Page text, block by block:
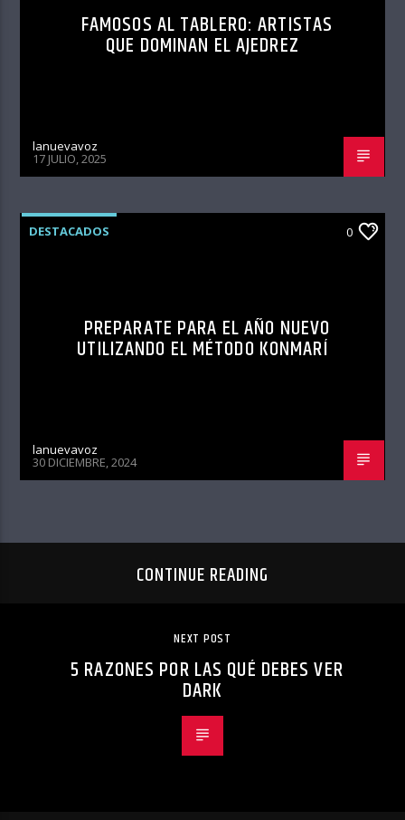
FAMOSOS AL TABLERO: ARTISTAS
QUE DOMINAN EL AJEDREZ
lanuevavoz
17 JULIO, 2025
DESTACADOS 0
PREPARATE PARA EL AÑO NUEVO
UTILIZANDO EL MÉTODO KONMARÍ
lanuevavoz
30 DICIEMBRE, 2024
CONTINUE READING
NEXT POST
5 RAZONES POR LAS QUÉ DEBES VER
DARK